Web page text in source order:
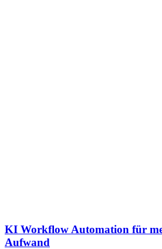
KI Workflow Automation für
Aufwand